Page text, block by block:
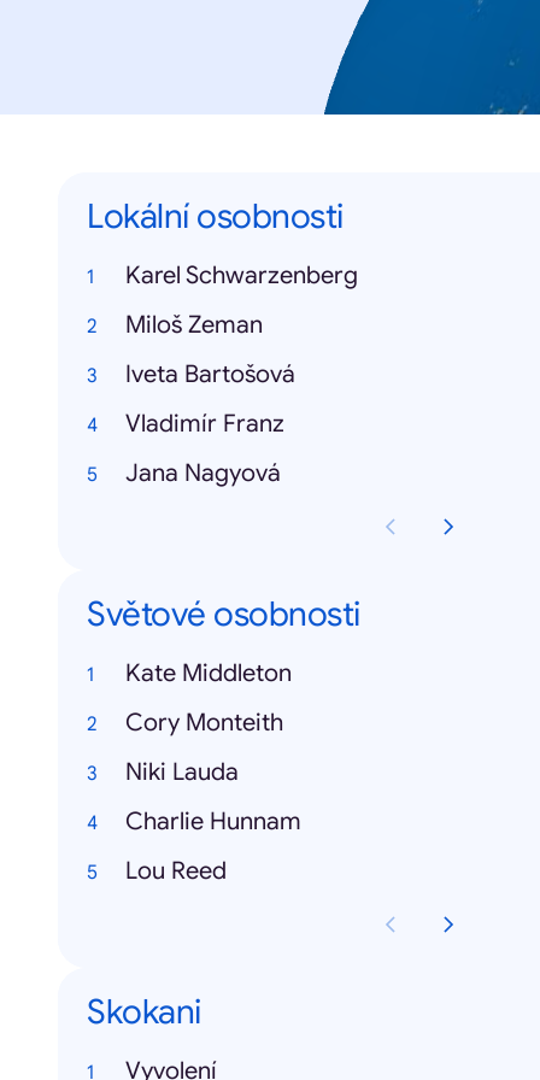
Lokální osobnosti
Karel Schwarzenberg
Miloš Zeman
Iveta Bartošová
Vladimír Franz
Jana Nagyová
Světové osobnosti
Kate Middleton
Cory Monteith
Niki Lauda
Charlie Hunnam
Lou Reed
Skokani
Vyvolení